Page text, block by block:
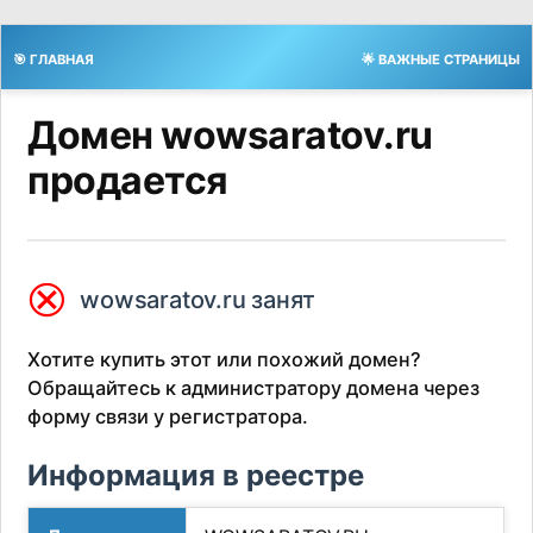
🎯 ГЛАВНАЯ 🌟 ВАЖНЫЕ СТРАНИЦЫ
Домен wowsaratov.ru
продается
⮿ wowsaratov.ru занят
Хотите купить этот или похожий домен?
Обращайтесь к администратору домена через
форму связи у регистратора.
Информация в реестре